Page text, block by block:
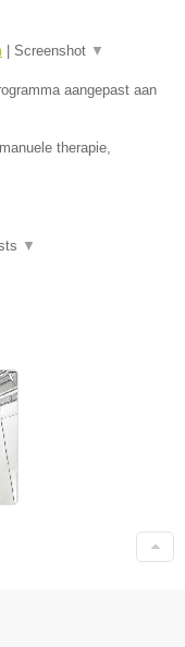
Screenshot ▼
aangepast aan
therapie,
▼